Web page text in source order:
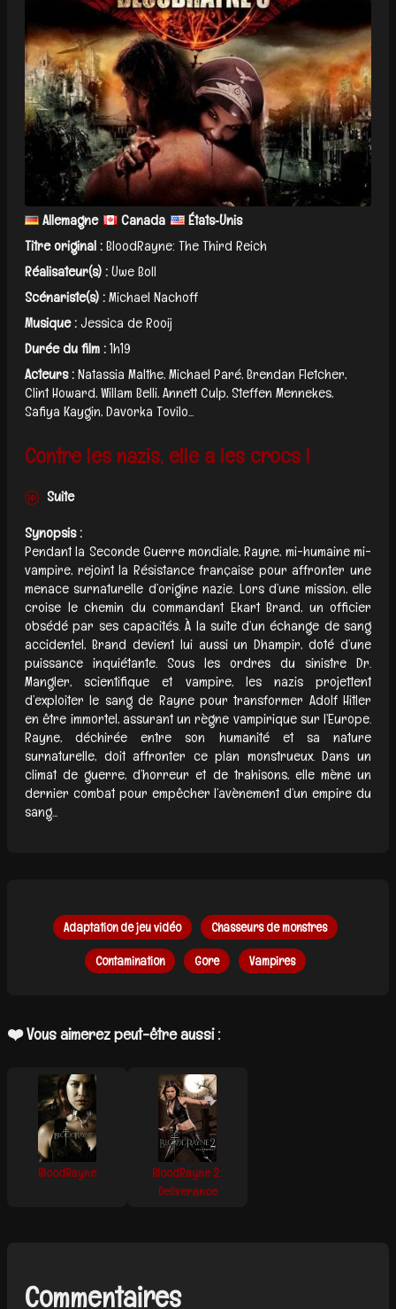
Allemagne Canada
États‑Unis
Titre original :BloodRayne: The Third Reich
Réalisateur(s) :Uwe Boll
Scénariste(s) :Michael Nachoff
Musique :Jessica de Rooij
Durée du film :1h19
Acteurs :Natassia Malthe, Michael Paré, Brendan Fletcher,
Clint Howard, Willam Belli, Annett Culp, Steffen Mennekes,
Safiya Kaygin, Davorka Tovilo...
Contre les nazis, elle a les crocs !
Suite
Synopsis :
Pendant la Seconde Guerre mondiale, Rayne, mi-humaine mi-
vampire, rejoint la Résistance française pour affronter une
menace surnaturelle d’origine nazie. Lors d’une mission, elle
croise le chemin du commandant Ekart Brand, un officier
obsédé par ses capacités. À la suite d’un échange de sang
accidentel, Brand devient lui aussi un Dhampir, doté d’une
puissance inquiétante. Sous les ordres du sinistre Dr.
Mangler, scientifique et vampire, les nazis projettent
d’exploiter le sang de Rayne pour transformer Adolf Hitler
en être immortel, assurant un règne vampirique sur l’Europe.
Rayne, déchirée entre son humanité et sa nature
surnaturelle, doit affronter ce plan monstrueux. Dans un
climat de guerre, d’horreur et de trahisons, elle mène un
dernier combat pour empêcher l’avènement d’un empire du
sang...
Adaptation de jeu vidéo Chasseurs de monstres
Contamination Gore Vampires
❤️ Vous aimerez peut-être aussi :
BloodRayne
BloodRayne 2 :
Deliverance
Commentaires